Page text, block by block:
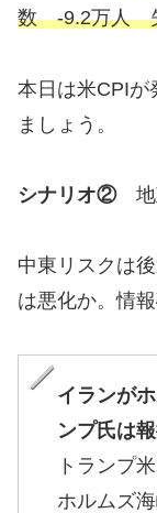
数 -9.2万人
本日は米CPIが
ましょう。
シナリオ②
中東リスクは
は悪化か。情
イランが
ンプ氏は
トランプ
ホルムズ